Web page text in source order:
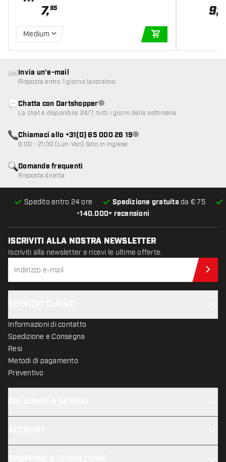
7,95
Medium
9,45
•140.000+ recensioni
Spedito entro 24 ore Spedizione gratuita da € 75
Domande frequenti
Risposta diretta
Invia un'e-mail
Risposta entro 1 giorno lavorativo
Chatta con DartshopperServizio clienti non disponibile
La chat è disponibile 24/7, tutti i giorni della settimana
Chiamaci allo +31(0) 85 000 26 19Servizio clienti non disponibile
8:00 - 21:00 (Lun-Ven) Solo in inglese
ISCRIVITI ALLA NOSTRA NEWSLETTER
Iscriviti alla newsletter e ricevi le ultime offerte.
Informazioni di contatto
Spedizione e Consegna
Resi
Metodi di pagamento
Preventivo